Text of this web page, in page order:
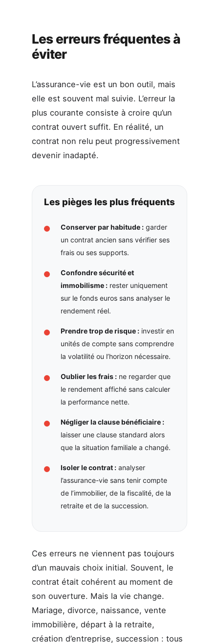
Les erreurs fréquentes à
éviter
L’assurance-vie est un bon outil, mais
elle est souvent mal suivie. L’erreur la
plus courante consiste à croire qu’un
contrat ouvert suffit. En réalité, un
contrat non relu peut progressivement
devenir inadapté.
Les pièges les plus fréquents
Conserver par habitude :garder
un contrat ancien sans vérifier ses
frais ou ses supports.
Confondre sécurité et
immobilisme :rester uniquement
sur le fonds euros sans analyser le
rendement réel.
Prendre trop de risque :investir en
unités de compte sans comprendre
la volatilité ou l’horizon nécessaire.
Oublier les frais :ne regarder que
le rendement affiché sans calculer
la performance nette.
Négliger la clause bénéficiaire :
laisser une clause standard alors
que la situation familiale a changé.
Isoler le contrat :analyser
l’assurance-vie sans tenir compte
de l’immobilier, de la fiscalité, de la
retraite et de la succession.
Ces erreurs ne viennent pas toujours
d’un mauvais choix initial. Souvent, le
contrat était cohérent au moment de
son ouverture. Mais la vie change.
Mariage, divorce, naissance, vente
immobilière, départ à la retraite,
création d’entreprise, succession : tous